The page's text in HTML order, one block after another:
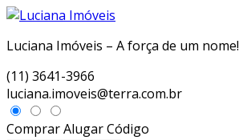
Luciana Imóveis – A força de um nome!
(11) 3641-3966
luciana.imoveis@terra.com.br
ComprarAlugarCódigo